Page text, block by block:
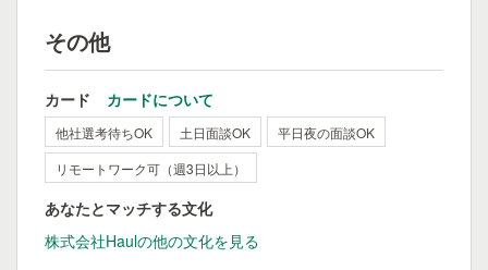
その他
カード カードについて
他社選考待ちOK 土日面談OK
平日夜の面談OK
リモートワーク可（週3日以上）
あなたとマッチする文化
株式会社Haulの他の文化を見る